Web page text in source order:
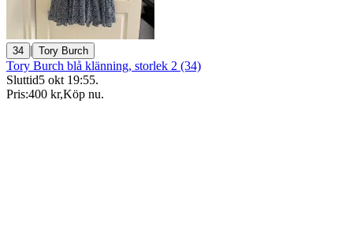
34 | Tory Burch
Tory Burch blå klänning, storlek 2 (34)
Sluttid5 okt 19:55.
Pris:400 kr,Köp nu.